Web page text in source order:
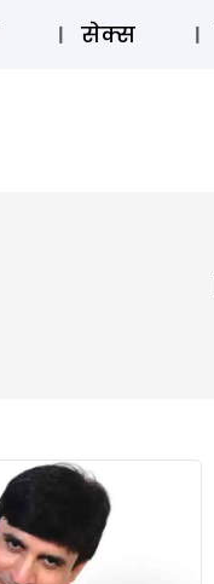
सेक्स